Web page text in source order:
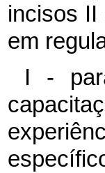
incisos II
em
I -